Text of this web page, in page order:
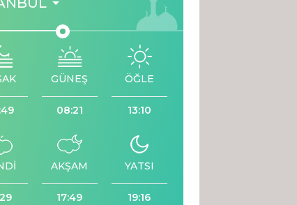
GÜNEŞ
08:21
ÖĞLE
13:10
AKŞAM
17:49
YATSI
19:16